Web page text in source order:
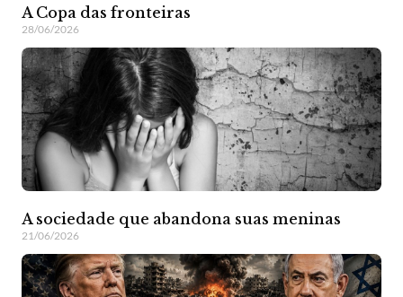
A Copa das fronteiras
28/06/2026
A sociedade que abandona suas meninas
21/06/2026